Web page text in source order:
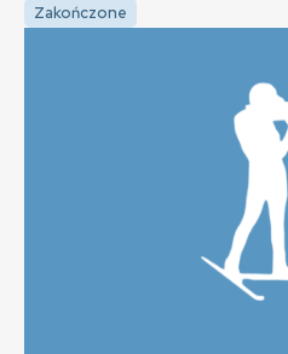
Zakończone